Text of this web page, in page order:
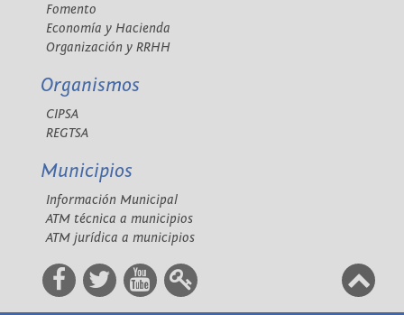
Fomento
Economía y Hacienda
Organización y RRHH
Organismos
CIPSA
REGTSA
Municipios
Información Municipal
ATM técnica a municipios
ATM jurídica a municipios